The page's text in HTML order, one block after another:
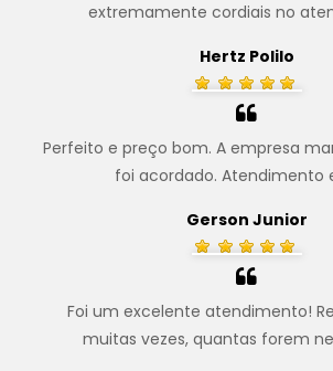
extremamente cordiais no
Hertz Polilo
Perfeito e preço bom. A empresa
foi acordado. Atendimento
Gerson Junior
Foi um excelente atendimento!
muitas vezes, quantas forem